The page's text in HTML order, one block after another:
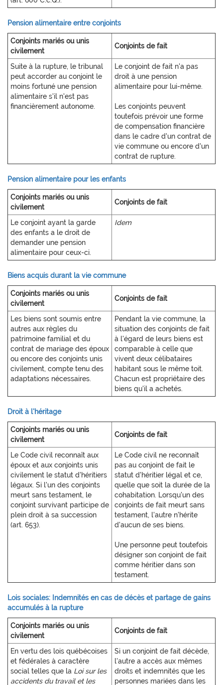
Pension alimentaire entre conjoints
Conjoints mariés ou unis
civilement
Conjoints de fait
Suite à la rupture, le tribunal
peut accorder au conjoint le
moins fortuné une pension
alimentaire s'il n'est pas
financièrement autonome.
Le conjoint de fait n'a pas
droit à une pension
alimentaire pour lui-même.
Les conjoints peuvent
toutefois prévoir une forme
de compensation financière
dans le cadre d'un contrat de
vie commune ou encore d'un
contrat de rupture.
Pension alimentaire pour les enfants
Conjoints mariés ou unis
civilement
Conjoints de fait
Le conjoint ayant la garde
des enfants a le droit de
demander une pension
alimentaire pour ceux-ci.
Idem
Biens acquis durant la vie commune
Conjoints mariés ou unis
civilement
Conjoints de fait
Les biens sont soumis entre
autres aux règles du
patrimoine familial et du
contrat de mariage des époux
ou encore des conjoints unis
civilement, compte tenu des
adaptations nécessaires.
Pendant la vie commune, la
situation des conjoints de fait
à l'égard de leurs biens est
comparable à celle que
vivent deux célibataires
habitant sous le même toit.
Chacun est propriétaire des
biens qu'il a achetés.
Droit à l'héritage
Conjoints mariés ou unis
civilement
Conjoints de fait
Le Code civil reconnaît aux
époux et aux conjoints unis
civilement le statut d'héritiers
légaux. Si l'un des conjoints
meurt sans testament, le
conjoint survivant participe de
plein droit à sa succession
(art. 653).
Le Code civil ne reconnaît
pas au conjoint de fait le
statut d'héritier légal et ce,
quelle que soit la durée de la
cohabitation. Lorsqu'un des
conjoints de fait meurt sans
testament, l'autre n'hérite
d'aucun de ses biens.
Une personne peut toutefois
désigner son conjoint de fait
comme héritier dans son
testament.
Lois sociales: Indemnités en cas de décès et partage de gains
accumulés à la rupture
Conjoints mariés ou unis
civilement
Conjoints de fait
En vertu des lois québécoises
et fédérales à caractère
social telles que la Loi sur les
accidents du travail et les
Si un conjoint de fait décède,
l'autre a accès aux mêmes
droits et indemnités que les
personnes mariées dans les